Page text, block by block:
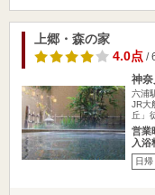
上郷・森の家
4.0点/
神
六浦
JR大
丘」
営業
入浴
日帰